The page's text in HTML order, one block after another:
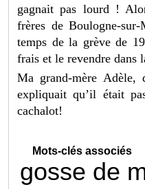
gagnait pas lourd !
frères de Boulogne-
temps de la grève de
frais et le revendre dans
Ma grand-mère Adèle,
expliquait qu’il était
cachalot!
Mots-clés associés
gosse de